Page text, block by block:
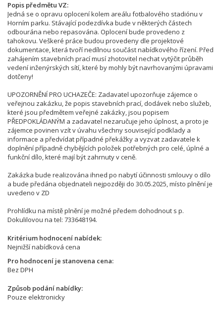
Popis předmětu VZ
Jedná se o opravu oplocení kolem areálu fotbalového stadiónu v
Horním parku. Stávající podezdívka bude v některých částech
odbourána nebo repasována. Oplocení bude provedeno z
tahokovu. Veškeré práce budou provedeny dle projektové
dokumentace, která tvoří nedílnou součást nabídkového řízení. Před
zahájením stavebních prací musí zhotovitel nechat vytýčit průběh
vedení inženýrských sítí, které by mohly být navrhovanými úpravami
dotčeny!
UPOZORNĚNÍ PRO UCHAZEČE: Zadavatel upozorňuje zájemce o
veřejnou zakázku, že popis stavebních prací, dodávek nebo služeb,
které jsou předmětem veřejné zakázky, jsou popisem
PŘEDPOKLÁDANÝM a zadavatel nezaručuje jeho úplnost, a proto je
zájemce povinen vzít v úvahu všechny související podklady a
informace a předvídat případné překážky a vyzvat zadavatele k
doplnění případně chybějících položek potřebných pro celé, úplné a
funkční dílo, které mají být zahrnuty v ceně.
Zakázka bude realizována ihned po nabytí účinnosti smlouvy o dílo
a bude předána objednateli nejpozději do 30.05.2025, místo plnění je
uvedeno v ZD
Prohlídku na místě plnění je možné předem dohodnout s p.
Dokulilovou na tel: 733648194.
Kritérium hodnocení nabídek
Nejnižší nabídková cena
Pro hodnocení je stanovena cena
Bez DPH
Způsob podání nabídky
Pouze elektronicky